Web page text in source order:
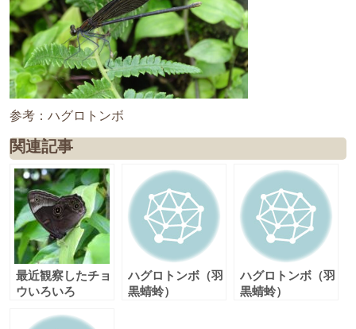
参考：ハグロトンボ
関連記事
最近観察したチョ
ウいろいろ
ハグロトンボ（羽
黒蜻蛉）
ハグロトンボ（羽
黒蜻蛉）